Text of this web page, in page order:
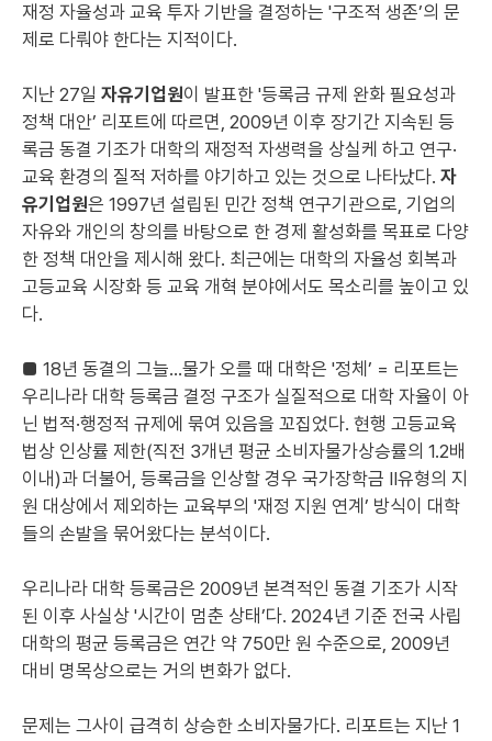
재정 자율성과 교육 투자 기반을 결정하는 '구조적 생존’의 문
제로 다뤄야 한다는 지적이다.
지난 27일 자유기업원이 발표한 '등록금 규제 완화 필요성과
정책 대안’ 리포트에 따르면, 2009년 이후 장기간 지속된 등
록금 동결 기조가 대학의 재정적 자생력을 상실케 하고 연구·
교육 환경의 질적 저하를 야기하고 있는 것으로 나타났다. 자
유기업원은 1997년 설립된 민간 정책 연구기관으로, 기업의
자유와 개인의 창의를 바탕으로 한 경제 활성화를 목표로 다양
한 정책 대안을 제시해 왔다. 최근에는 대학의 자율성 회복과
고등교육 시장화 등 교육 개혁 분야에서도 목소리를 높이고 있
다.
■ 18년 동결의 그늘…물가 오를 때 대학은 '정체’ = 리포트는
우리나라 대학 등록금 결정 구조가 실질적으로 대학 자율이 아
닌 법적·행정적 규제에 묶여 있음을 꼬집었다. 현행 고등교육
법상 인상률 제한(직전 3개년 평균 소비자물가상승률의 1.2배
이내)과 더불어, 등록금을 인상할 경우 국가장학금 II유형의 지
원 대상에서 제외하는 교육부의 '재정 지원 연계’ 방식이 대학
들의 손발을 묶어왔다는 분석이다.
우리나라 대학 등록금은 2009년 본격적인 동결 기조가 시작
된 이후 사실상 '시간이 멈춘 상태’다. 2024년 기준 전국 사립
대학의 평균 등록금은 연간 약 750만 원 수준으로, 2009년
대비 명목상으로는 거의 변화가 없다.
문제는 그사이 급격히 상승한 소비자물가다. 리포트는 지난 1